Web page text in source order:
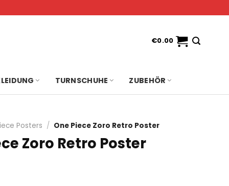
€0.00
TURNSCHUHE ZUBEHÖR
Posters / One Piece Zoro Retro Poster
Zoro Retro Poster